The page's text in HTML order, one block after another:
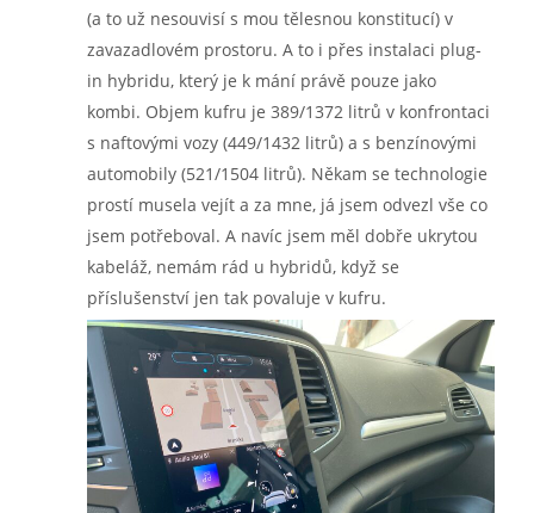
(a to už nesouvisí s mou tělesnou konstitucí) v
zavazadlovém prostoru. A to i přes instalaci plug-
in hybridu, který je k mání právě pouze jako
kombi. Objem kufru je 389/1372 litrů v konfrontaci
s naftovými vozy (449/1432 litrů) a s benzínovými
automobily (521/1504 litrů). Někam se technologie
prostí musela vejít a za mne, já jsem odvezl vše co
jsem potřeboval. A navíc jsem měl dobře ukrytou
kabeláž, nemám rád u hybridů, když se
příslušenství jen tak povaluje v kufru.